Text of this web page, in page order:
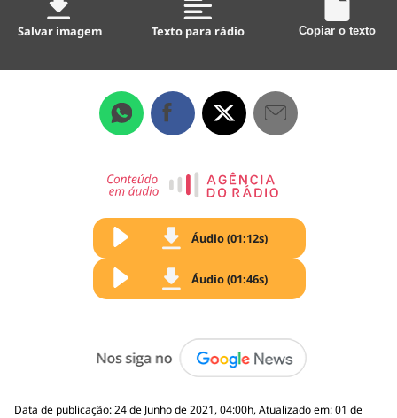
Salvar imagem Texto para rádio Copiar o texto
Áudio (01:12s)
Áudio (01:46s)
Data de publicação: 24 de Junho de 2021, 04:00h, Atualizado em: 01 de